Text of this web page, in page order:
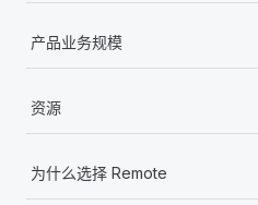
产品业务规模
资源
为什么选择 Remote